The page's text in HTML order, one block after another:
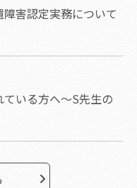
害認定実務について
いる方へ～S先生の